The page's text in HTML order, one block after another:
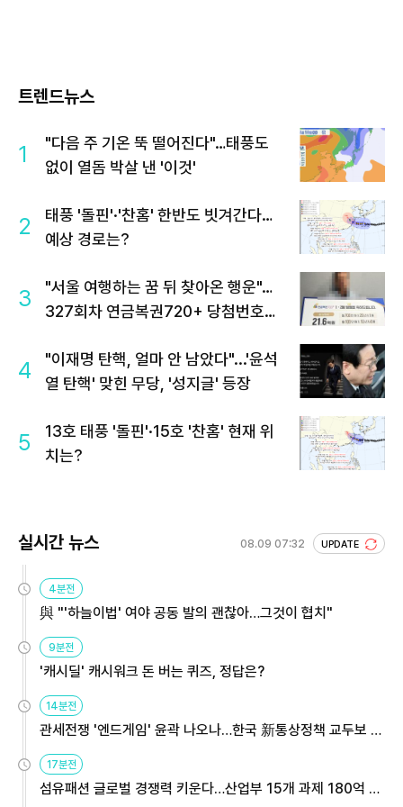
트렌드뉴스
1
"다음 주 기온 뚝 떨어진다"…태풍도
없이 열돔 박살 낸 '이것'
2
태풍 '돌핀'·'찬홈' 한반도 빗겨간다…
예상 경로는?
3
"서울 여행하는 꿈 뒤 찾아온 행운"…
327회차 연금복권720+ 당첨번호조
4
"이재명 탄핵, 얼마 안 남았다"...'윤석
열 탄핵' 맞힌 무당, '성지글' 등장
5
13호 태풍 '돌핀'·15호 '찬홈' 현재 위
치는?
실시간 뉴스 08.09 07:32 UPDATE
4분전
與 "'하늘이법' 여야 공동 발의 괜찮아…그것이 협치"
9분전
'캐시딜' 캐시워크 돈 버는 퀴즈, 정답은?
14분전
관세전쟁 '엔드게임' 윤곽 나오나…한국 新통상정책 교두보 활
17분전
섬유패션 글로벌 경쟁력 키운다…산업부 15개 과제 180억 지